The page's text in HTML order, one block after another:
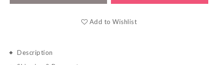
Add to Wishlist
Description